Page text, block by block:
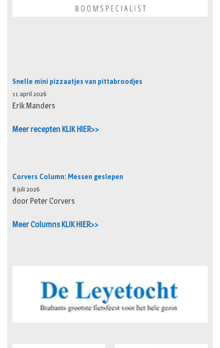
Snelle mini pizzaatjes van pittabroodjes
11 april 2026
Erik Manders
Meer recepten KLIK HIER>>
Corvers Column: Messen geslepen
8 juli 2026
door Peter Corvers
Meer Columns KLIK HIER>>